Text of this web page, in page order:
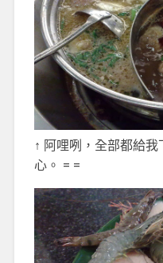
↑ 阿哩咧，全部都給
心。 = =